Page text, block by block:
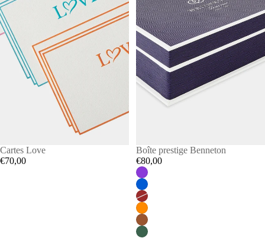
Cartes Love
€70,00
Boîte prestige Benneton
€80,00